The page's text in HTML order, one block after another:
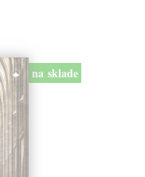
na sklade